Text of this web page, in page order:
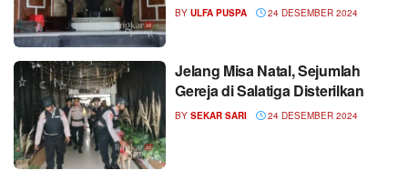
BY ULFA PUSPA 24 DESEMBER 2024
Jelang Misa Natal, Sejumlah
Gereja di Salatiga Disterilkan
BY SEKAR SARI 24 DESEMBER 2024